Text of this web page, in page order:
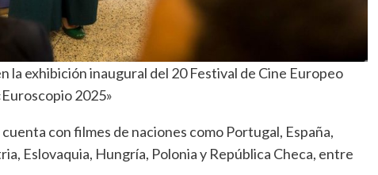
la exhibición inaugural del 20 Festival de Cine Europeo
2025»
con filmes de naciones como Portugal, España,
Eslovaquia, Hungría, Polonia y República Checa, entre